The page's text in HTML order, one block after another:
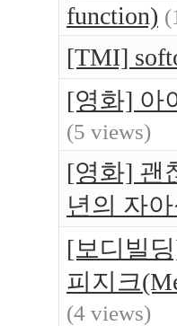
function)
[TMI]
[영화] 아
(5 views)
[영화] 괜
년의 자
[보디빌
피지크
(4 views)